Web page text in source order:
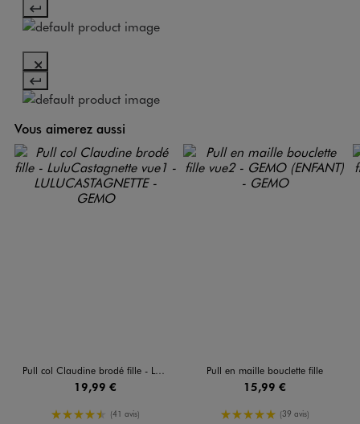
Vous aimerez aussi
Pull col Claudine brodé fille - LuluCastagnette
19,99 €
4.5/5 de moyenne
(41 avis)
Pull en maille bouclette fille
15,99 €
5/5 de moyenne
(39 avis)